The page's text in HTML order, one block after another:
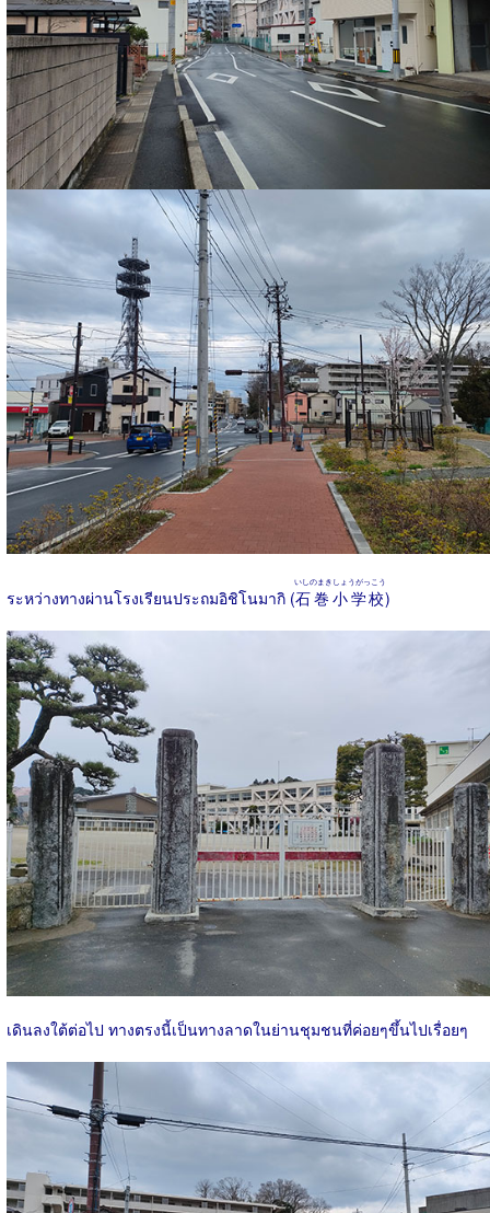
ระหว่างทางผ่านโรงเรียนประถมอิชิโนมากิ (石巻小学校
いしのまきしょうがっこう
)
เดินลงใต้ต่อไป ทางตรงนี้เป็นทางลาดในย่านชุมชนที่ค่อยๆขึ้นไปเรื่อยๆ